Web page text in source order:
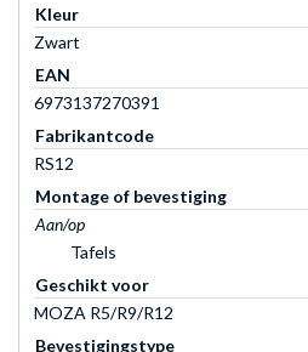
Kleur
Zwart
EAN
6973137270391
Fabrikantcode
RS12
Montage of bevestiging
Aan/op
Tafels
Geschikt voor
MOZA R5/R9/R12
Bevestigingstype